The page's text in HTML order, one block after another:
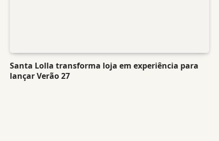
Santa Lolla transforma loja em experiência para
lançar Verão 27